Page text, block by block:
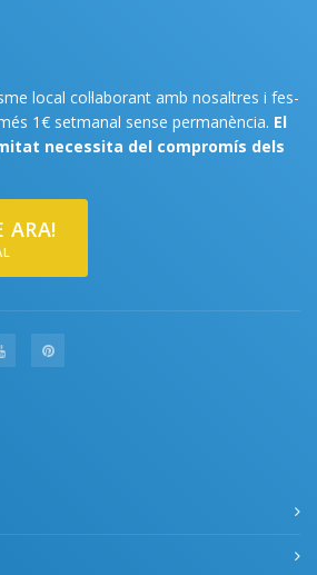
local col·laborant amb nosaltres i fes-
1€ setmanal sense permanència. El
necessita del compromís dels
ARA!